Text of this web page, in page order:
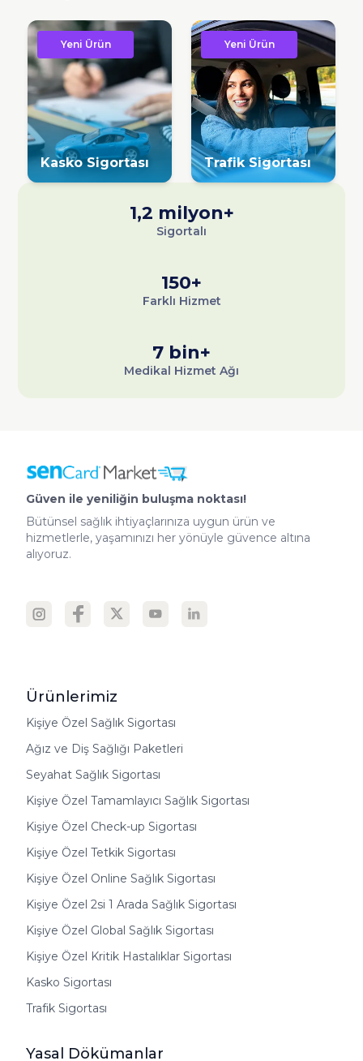
Yeni Ürün
Kasko Sigortası
Yeni Ürün
Trafik Sigortası
1,2 milyon+
Sigortalı
150+
Farklı Hizmet
7 bin+
Medikal Hizmet Ağı
Güven ile yeniliğin buluşma noktası!
Bütünsel sağlık ihtiyaçlarınıza uygun ürün ve
hizmetlerle, yaşamınızı her yönüyle güvence altına
alıyoruz.
Ürünlerimiz
Kişiye Özel Sağlık Sigortası
Ağız ve Diş Sağlığı Paketleri
Seyahat Sağlık Sigortası
Kişiye Özel Tamamlayıcı Sağlık Sigortası
Kişiye Özel Check-up Sigortası
Kişiye Özel Tetkik Sigortası
Kişiye Özel Online Sağlık Sigortası
Kişiye Özel 2si 1 Arada Sağlık Sigortası
Kişiye Özel Global Sağlık Sigortası
Kişiye Özel Kritik Hastalıklar Sigortası
Kasko Sigortası
Trafik Sigortası
Yasal Dökümanlar